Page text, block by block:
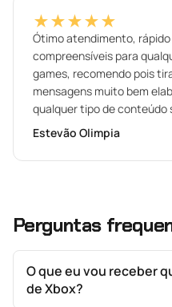
★★★★★
Ótimo atendimento,
compreensíveis para
games, recomendo pois
mensagens muito bem
qualquer tipo de conteúdo
Estevão Olimpia
Perguntas
O que eu vou receber
de Xbox?